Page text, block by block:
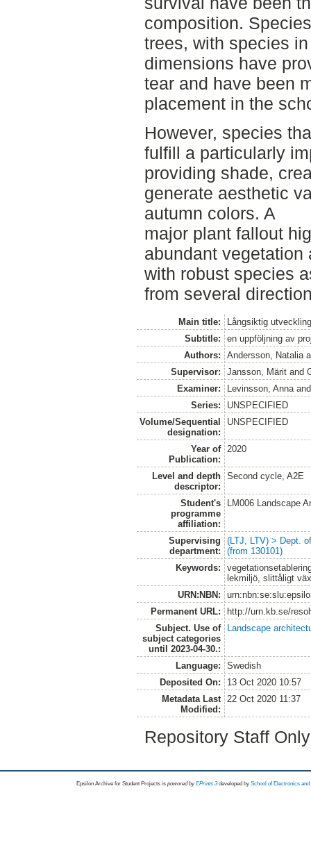
composition.
trees, with species
dimensions have
tear and have been
placement in the
However, species
fulfill a particularly
providing shade,
generate aesthetic
autumn colors. A
major plant fallout
abundant
with robust species
from several
Main title:
Långsiktig
Subtitle:
en uppföljning av
Authors:
Andersson, Natalia
Supervisor:
Jansson, Märit and
Examiner:
Levinsson, Anna
Series:
UNSPECIFIED
Volume/Sequential
designation:
UNSPECIFIED
Year of
Publication:
2020
Level and depth
descriptor:
Second cycle, A2E
Student's
programme
affiliation:
LM006 Landscape
Supervising
department:
(LTJ, LTV) > Dept.
(from 130101)
Keywords:
lekmiljö, slittåligt
URN:NBN:
Permanent URL:
http://urn.kb.se/
Subject. Use of
subject categories
until 2023-04-30.:
Landscape
Language:
Swedish
Deposited On:
13 Oct 2020 10:57
Metadata Last
Modified:
22 Oct 2020 11:37
Repository Staff
Epsilon Archive for Student Projects is powored byEPrints 3 developed by School of Electronics